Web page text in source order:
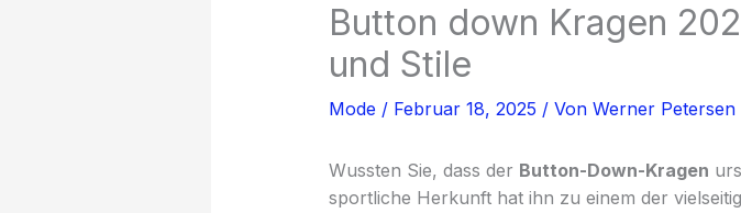
Button down Kragen
und Stile
Mode / Februar 18, 2025 / Von Werner Petersen
Wussten Sie, dass der Button-Down-Kragen
sportliche Herkunft hat ihn zu einem der